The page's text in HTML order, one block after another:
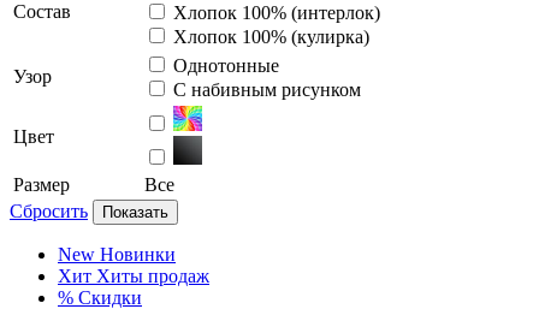
Состав
Хлопок 100% (интерлок)
Хлопок 100% (кулирка)
Узор
Однотонные
С набивным рисунком
Цвет
Размер
Все
Сбросить
Показать
New Новинки
Хит Хиты продаж
% Скидки